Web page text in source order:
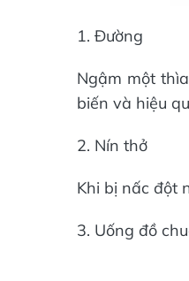
1. Đường
Ngậm một
biến và hiệu
2. Nín thở
Khi bị nấc đột
3. Uống đồ